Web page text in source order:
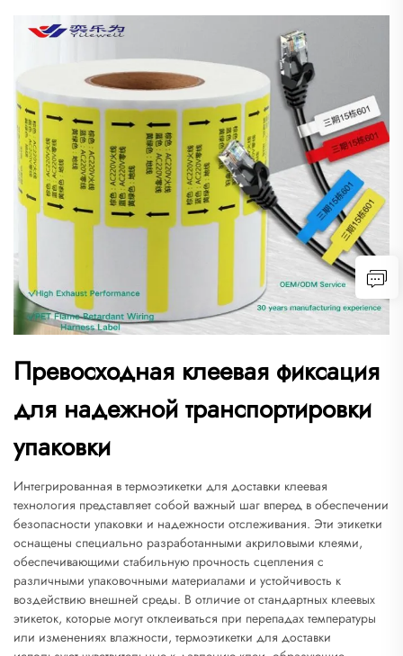
Превосходная клеевая фиксация
для надежной транспортировки
упаковки
Интегрированная в термоэтикетки для доставки клеевая
технология представляет собой важный шаг вперед в обеспечении
безопасности упаковки и надежности отслеживания. Эти этикетки
оснащены специально разработанными акриловыми клеями,
обеспечивающими стабильную прочность сцепления с
различными упаковочными материалами и устойчивость к
воздействию внешней среды. В отличие от стандартных клеевых
этикеток, которые могут отклеиваться при перепадах температуры
или изменениях влажности, термоэтикетки для доставки